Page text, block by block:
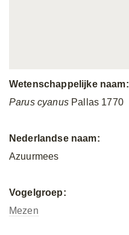
Wetenschappelijke naam:
Parus cyanusPallas 1770
Nederlandse naam:
Azuurmees
Vogelgroep:
Mezen